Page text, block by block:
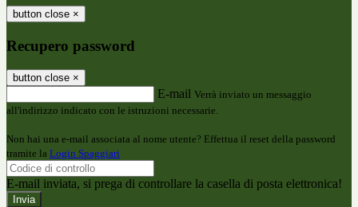
button close ×
Recupero password
button close ×
E-mail Verrà inviato un messaggio
all'indirizzo indicato con le istruzioni necessarie.
Non hai una e-mail associata al nome utente? Effettua il reset della password
tramite la Login Spaggiari
E-mail inviata, si prega di controllare la casella di posta elettronica!